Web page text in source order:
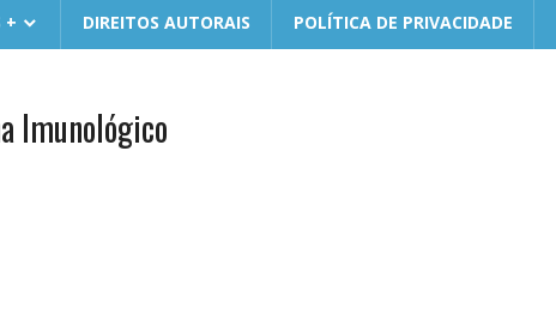
+ DIREITOS AUTORAIS POLÍTICA DE PRIVACIDADE
Imunológico